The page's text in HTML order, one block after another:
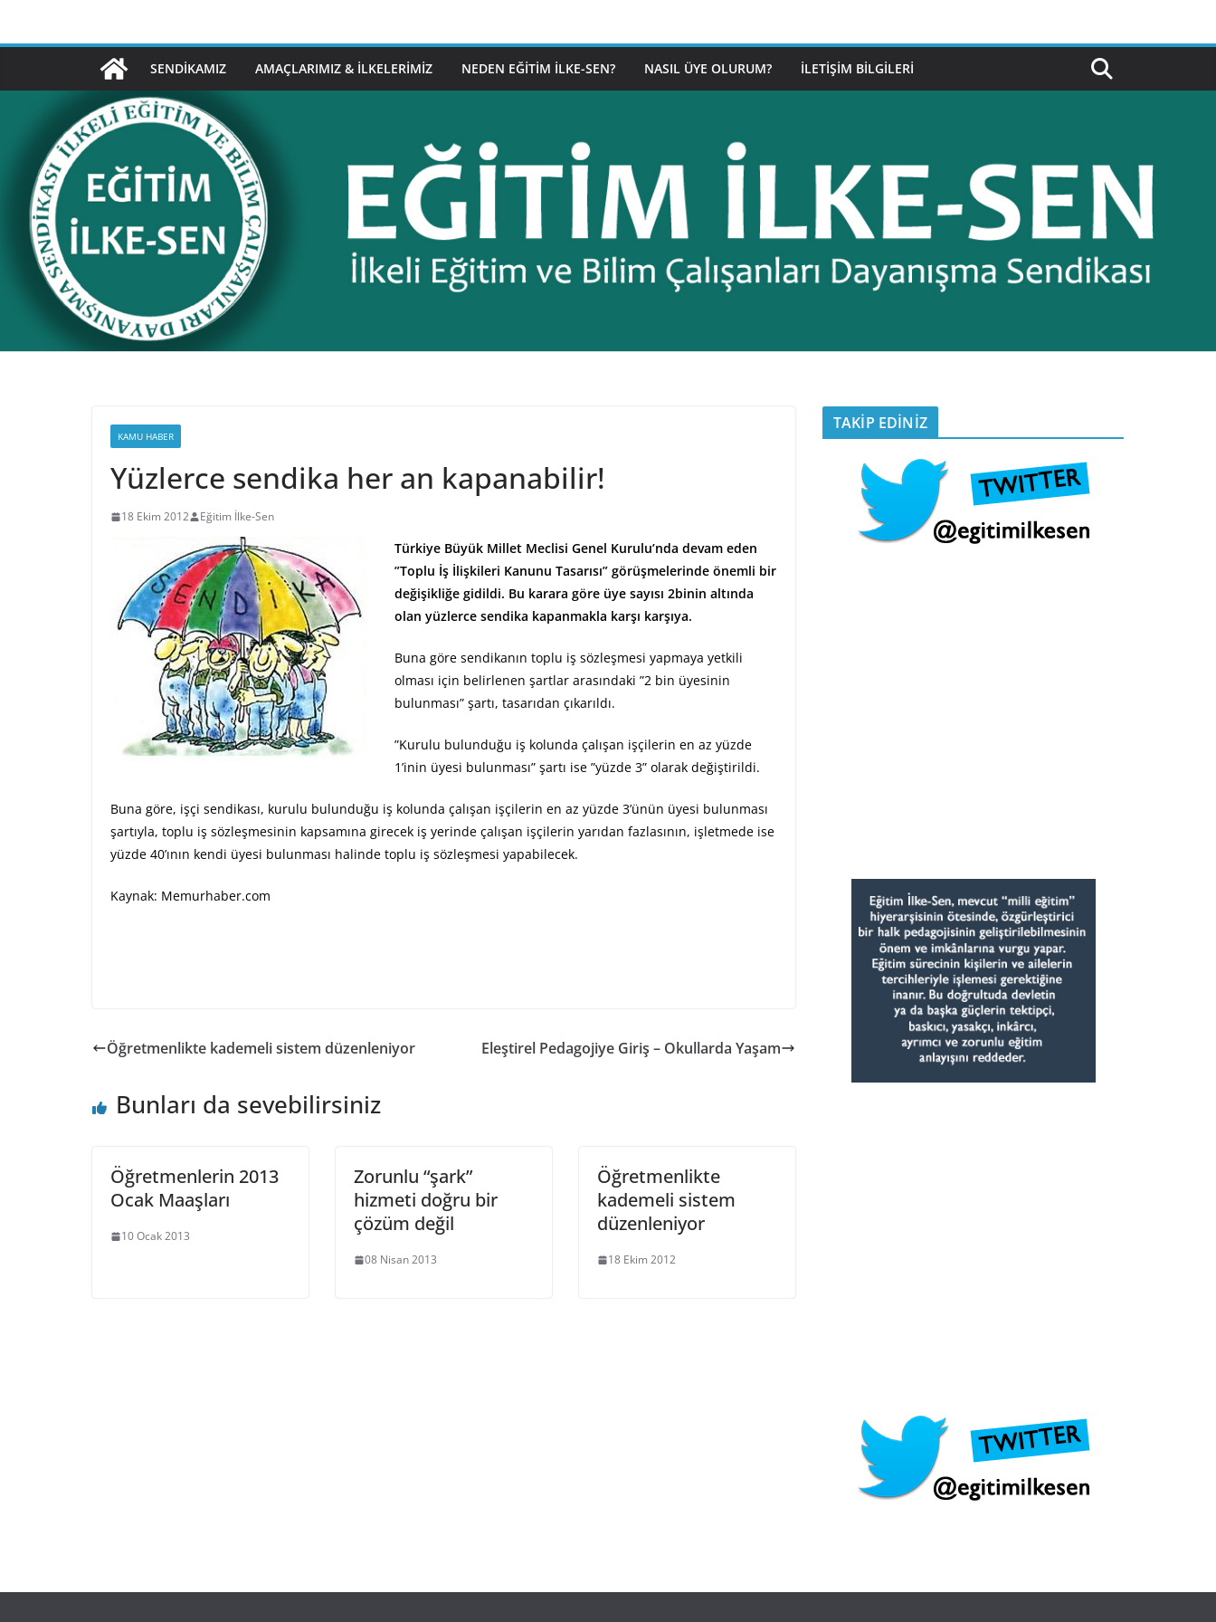
SENDIKAMIZ AMAÇLARIMIZ & İLKELERIMIZ NEDEN EĞITIM İLKE-SEN? NASIL ÜYE OLURUM? İLETIŞIM BILGILERI
KAMU HABER
Yüzlerce sendika her an kapanabilir!
18 Ekim 2012 Eğitim İlke-Sen
Türkiye Büyük Millet Meclisi Genel Kurulu’nda devam eden
”Toplu İş İlişkileri Kanunu Tasarısı” görüşmelerinde önemli bir
değişikliğe gidildi. Bu karara göre üye sayısı 2binin altında
olan yüzlerce sendika kapanmakla karşı karşıya.
Buna göre sendikanın toplu iş sözleşmesi yapmaya yetkili
olması için belirlenen şartlar arasındaki ”2 bin üyesinin
bulunması” şartı, tasarıdan çıkarıldı.
”Kurulu bulunduğu iş kolunda çalışan işçilerin en az yüzde
1’inin üyesi bulunması” şartı ise ”yüzde 3” olarak değiştirildi.
Buna göre, işçi sendikası, kurulu bulunduğu iş kolunda çalışan işçilerin en az yüzde 3’ünün üyesi bulunması
şartıyla, toplu iş sözleşmesinin kapsamına girecek iş yerinde çalışan işçilerin yarıdan fazlasının, işletmede ise
yüzde 40’ının kendi üyesi bulunması halinde toplu iş sözleşmesi yapabilecek.
Kaynak: Memurhaber.com
Öğretmenlikte kademeli sistem düzenleniyor Eleştirel Pedagojiye Giriş – Okullarda Yaşam
Bunları da sevebilirsiniz
Öğretmenlerin 2013
Ocak Maaşları
10 Ocak 2013
Zorunlu “şark”
hizmeti doğru bir
çözüm değil
08 Nisan 2013
Öğretmenlikte
kademeli sistem
düzenleniyor
18 Ekim 2012
TAKİP EDİNİZ